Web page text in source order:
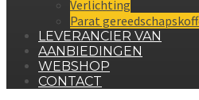
Verlichting
Parat
LEVERANCIER VAN
AANBIEDINGEN
WEBSHOP
CONTACT